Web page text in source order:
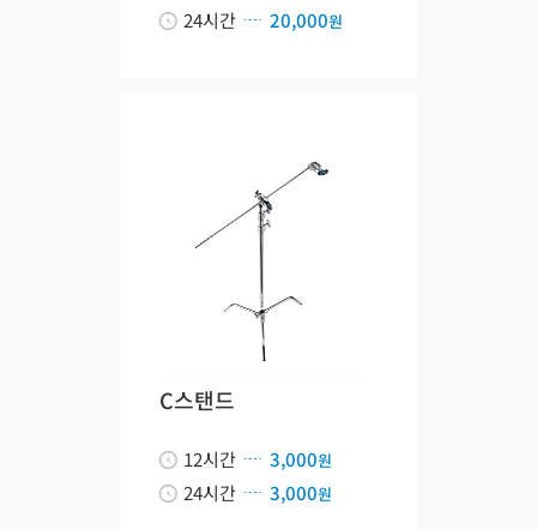
24시간 20,000원
C스탠드
12시간 3,000원
24시간 3,000원